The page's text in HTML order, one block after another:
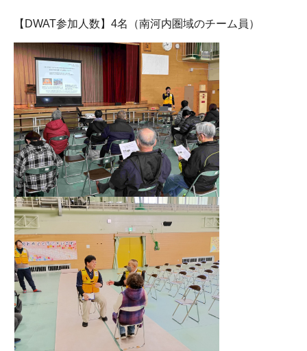
【DWAT参加人数】4名（南河内圏域のチーム員）